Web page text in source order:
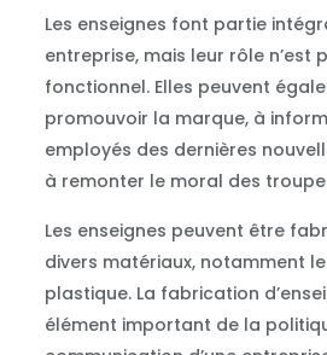
Les enseignes font partie
entreprise, mais leur rôle n’est
fonctionnel. Elles peuvent
promouvoir la marque, à
employés des dernières
à remonter le moral des
Les enseignes peuvent être
divers matériaux, notamment
plastique. La fabrication
élément important de la